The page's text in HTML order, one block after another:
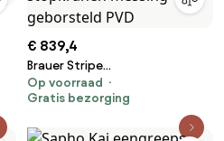
€ 839,4
Brauer Stripe
inbouwthermostaat met 2
stopkranen messing
Op voorraad
Gratis bezorging